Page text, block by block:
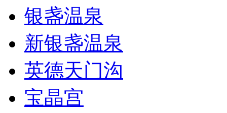
银盏温泉
新银盏温泉
英德天门沟
宝晶宫